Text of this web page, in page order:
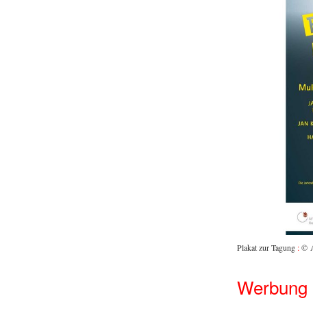
Plakat zur Tagung :©